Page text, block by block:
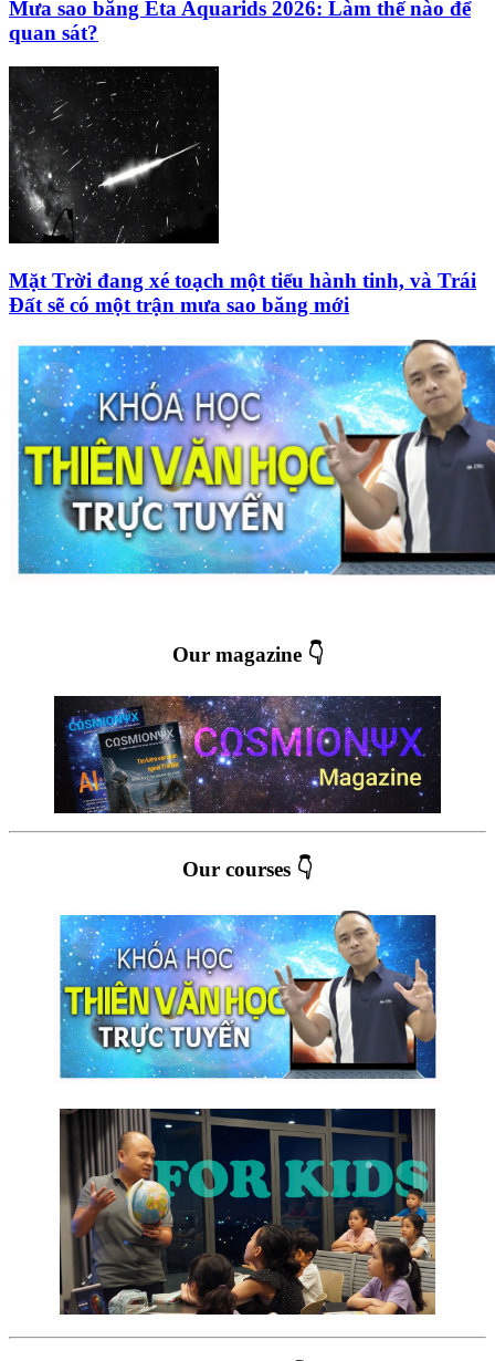
Mưa sao băng Eta Aquarids 2026: Làm thế nào để
quan sát?
Mặt Trời đang xé toạch một tiểu hành tinh, và Trái
Đất sẽ có một trận mưa sao băng mới
Our magazine 👇
Our courses 👇